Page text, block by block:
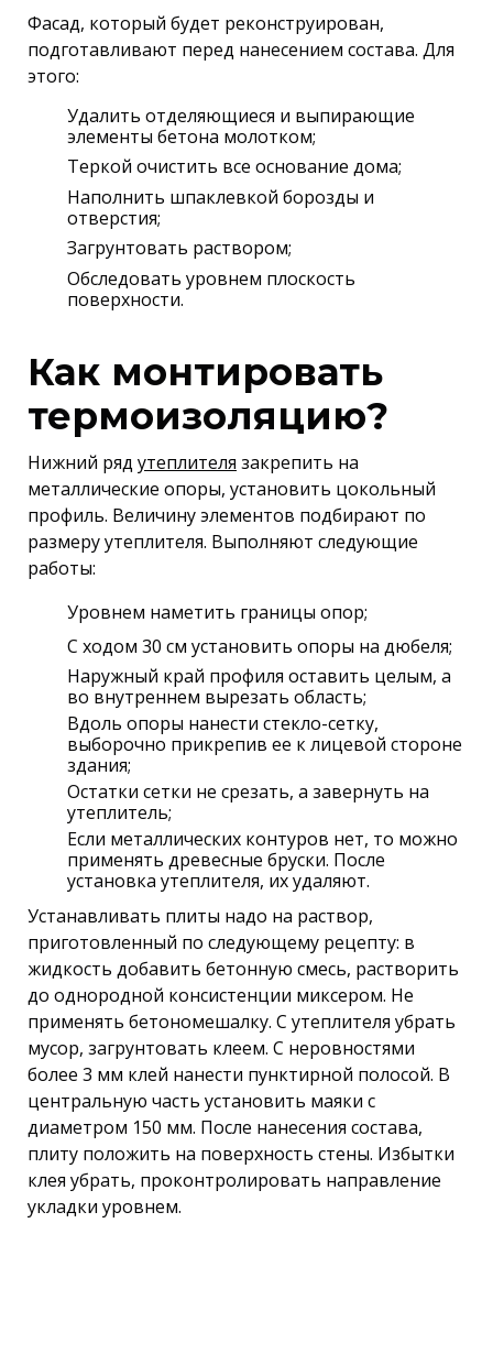
Фасад, который будет реконструирован,
подготавливают перед нанесением состава. Для
этого:
Удалить отделяющиеся и выпирающие
элементы бетона молотком;
Теркой очистить все основание дома;
Наполнить шпаклевкой борозды и
отверстия;
Загрунтовать раствором;
Обследовать уровнем плоскость
поверхности.
Как монтировать
термоизоляцию?
Нижний ряд утеплителя закрепить на
металлические опоры, установить цокольный
профиль. Величину элементов подбирают по
размеру утеплителя. Выполняют следующие
работы:
Уровнем наметить границы опор;
С ходом 30 см установить опоры на дюбеля;
Наружный край профиля оставить целым, а
во внутреннем вырезать область;
Вдоль опоры нанести стекло-сетку,
выборочно прикрепив ее к лицевой стороне
здания;
Остатки сетки не срезать, а завернуть на
утеплитель;
Если металлических контуров нет, то можно
применять древесные бруски. После
установка утеплителя, их удаляют.
Устанавливать плиты надо на раствор,
приготовленный по следующему рецепту: в
жидкость добавить бетонную смесь, растворить
до однородной консистенции миксером. Не
применять бетономешалку. С утеплителя убрать
мусор, загрунтовать клеем. С неровностями
более 3 мм клей нанести пунктирной полосой. В
центральную часть установить маяки с
диаметром 150 мм. После нанесения состава,
плиту положить на поверхность стены. Избытки
клея убрать, проконтролировать направление
укладки уровнем.